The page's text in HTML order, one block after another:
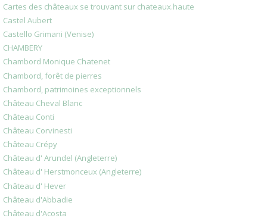
Cartes des châteaux se trouvant sur chateaux.haute
Castel Aubert
Castello Grimani (Venise)
CHAMBERY
Chambord Monique Chatenet
Chambord, forêt de pierres
Chambord, patrimoines exceptionnels
Château Cheval Blanc
Château Conti
Château Corvinesti
Château Crépy
Château d' Arundel (Angleterre)
Château d' Herstmonceux (Angleterre)
Château d' Hever
Château d'Abbadie
Château d'Acosta